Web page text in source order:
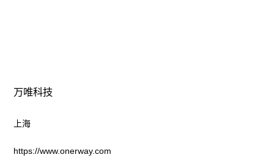
万唯科技
上海
https://www.onerway.com